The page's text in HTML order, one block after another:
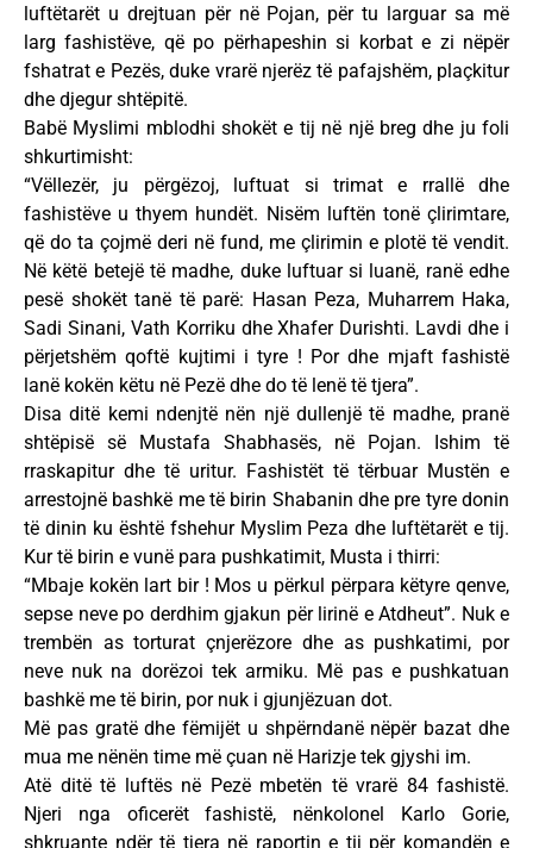
luftëtarët u drejtuan për në Pojan, për tu larguar sa më
larg fashistëve, që po përhapeshin si korbat e zi nëpër
fshatrat e Pezës, duke vrarë njerëz të pafajshëm, plaçkitur
dhe djegur shtëpitë.
Babë Myslimi mblodhi shokët e tij në një breg dhe ju foli
shkurtimisht:
“Vëllezër, ju përgëzoj, luftuat si trimat e rrallë dhe
fashistëve u thyem hundët. Nisëm luftën tonë çlirimtare,
që do ta çojmë deri në fund, me çlirimin e plotë të vendit.
Në këtë betejë të madhe, duke luftuar si luanë, ranë edhe
pesë shokët tanë të parë: Hasan Peza, Muharrem Haka,
Sadi Sinani, Vath Korriku dhe Xhafer Durishti. Lavdi dhe i
përjetshëm qoftë kujtimi i tyre ! Por dhe mjaft fashistë
lanë kokën këtu në Pezë dhe do të lenë të tjera”.
Disa ditë kemi ndenjtë nën një dullenjë të madhe, pranë
shtëpisë së Mustafa Shabhasës, në Pojan. Ishim të
rraskapitur dhe të uritur. Fashistët të tërbuar Mustën e
arrestojnë bashkë me të birin Shabanin dhe pre tyre donin
të dinin ku është fshehur Myslim Peza dhe luftëtarët e tij.
Kur të birin e vunë para pushkatimit, Musta i thirri:
“Mbaje kokën lart bir ! Mos u përkul përpara këtyre qenve,
sepse neve po derdhim gjakun për lirinë e Atdheut”. Nuk e
trembën as torturat çnjerëzore dhe as pushkatimi, por
neve nuk na dorëzoi tek armiku. Më pas e pushkatuan
bashkë me të birin, por nuk i gjunjëzuan dot.
Më pas gratë dhe fëmijët u shpërndanë nëpër bazat dhe
mua me nënën time më çuan në Harizje tek gjyshi im.
Atë ditë të luftës në Pezë mbetën të vrarë 84 fashistë.
Njeri nga oficerët fashistë, nënkolonel Karlo Gorie,
shkruante ndër të tjera në raportin e tij për komandën e